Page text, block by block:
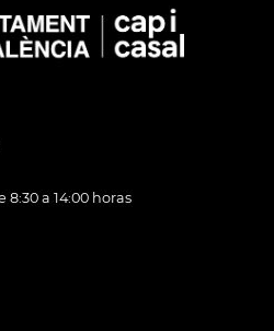
8:30 a 14:00 horas